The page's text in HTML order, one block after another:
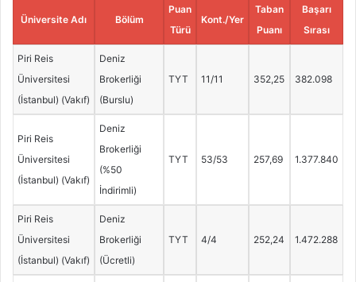
Üniversite Adı Bölüm
Puan
Türü
Kont./Yer
Taban
Puanı
Başarı
Sırası
Piri Reis
Üniversitesi
(İstanbul) (Vakıf)
Deniz
Brokerliği
(Burslu)
TYT 11/11 352,25 382.098
Piri Reis
Üniversitesi
(İstanbul) (Vakıf)
Deniz
Brokerliği
(%50
İndirimli)
TYT 53/53 257,69 1.377.840
Piri Reis
Üniversitesi
(İstanbul) (Vakıf)
Deniz
Brokerliği
(Ücretli)
TYT 4/4 252,24 1.472.288